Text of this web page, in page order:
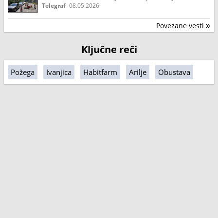
vozače
Telegraf 08.05.2026
Povezane vesti »
Ključne reči
Požega Ivanjica Habitfarm Arilje Obustava